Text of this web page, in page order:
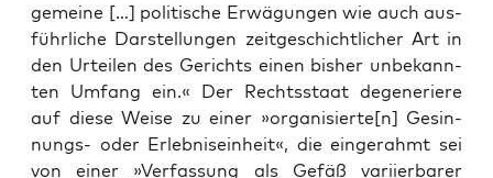
ge­mei­ne […] poli­ti­sche Erwä­gun­gen wie auch aus­
führ­li­che Dar­stel­lun­gen zeit­ge­schicht­li­cher Art in
den Urtei­len des Gerichts einen bis­her unbe­kann­
ten Umfang ein.« Der Rechts­staat dege­ne­rie­re
auf die­se Wei­se zu einer »organisierte[n] Gesin­
nungs- oder Erleb­nis­ein­heit«, die ein­ge­rahmt sei
von einer »Ver­fas­sung als Gefäß vari­ier­ba­rer